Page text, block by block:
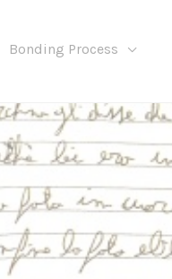
Bonding Process